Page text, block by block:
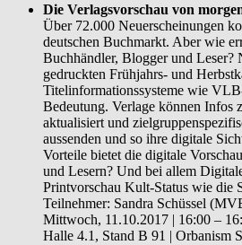
Die Verlagsvorschau von
Über 72.000 Neuerscheinungen
deutschen Buchmarkt. Aber wie
Buchhändler, Blogger und Leser?
gedruckten Frühjahrs- und
Titelinformationssysteme wie
Bedeutung. Verlage können Infos
aktualisiert und
aussenden und so ihre digitale
Vorteile bietet die digitale
und Lesern? Und bei allem
Printvorschau Kult-Status wie die
Teilnehmer: Sandra Schüssel
Mittwoch, 11.10.2017 | 16:00 –
Halle 4.1, Stand B 91 | Orbanism